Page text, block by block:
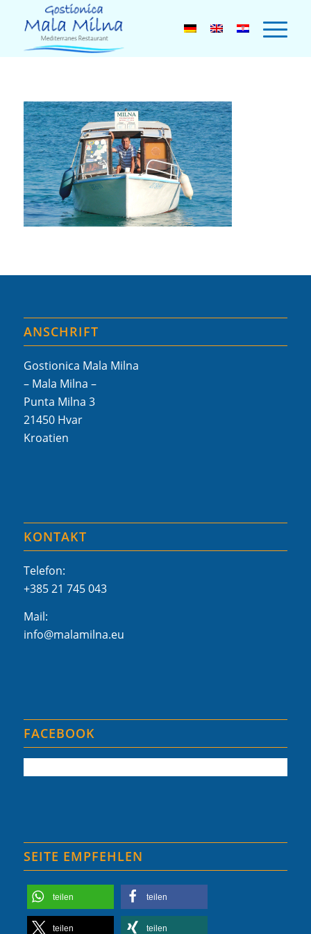
ANSCHRIFT
Gostionica Mala Milna
– Mala Milna –
Punta Milna 3
21450 Hvar
Kroatien
KONTAKT
Telefon:
+385 21 745 043
Mail:
info@malamilna.eu
FACEBOOK
SEITE EMPFEHLEN
teilen teilen
teilen teilen